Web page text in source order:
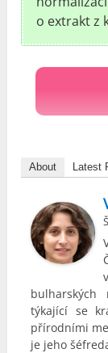
o extrakt z
About Latest
týkající se
přírodními
je jeho